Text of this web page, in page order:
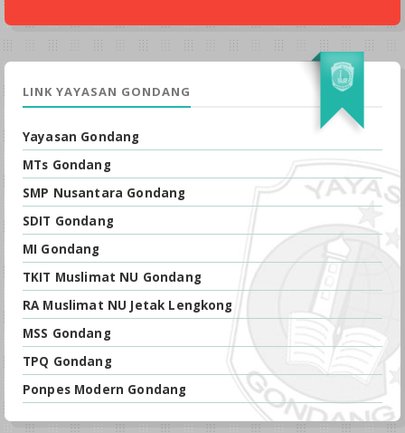
LINK YAYASAN GONDANG
Yayasan Gondang
MTs Gondang
SMP Nusantara Gondang
SDIT Gondang
MI Gondang
TKIT Muslimat NU Gondang
RA Muslimat NU Jetak Lengkong
MSS Gondang
TPQ Gondang
Ponpes Modern Gondang